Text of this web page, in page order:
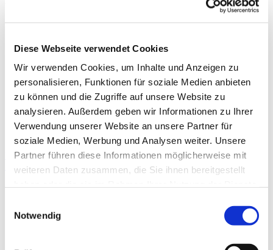
Diese Webseite verwendet Cookies
Wir verwenden Cookies, um Inhalte und Anzeigen zu
personalisieren, Funktionen für soziale Medien anbieten
zu können und die Zugriffe auf unsere Website zu
analysieren. Außerdem geben wir Informationen zu Ihrer
Verwendung unserer Website an unsere Partner für
soziale Medien, Werbung und Analysen weiter. Unsere
Partner führen diese Informationen möglicherweise mit
weiteren Daten zusammen, die Sie ihnen bereitgestellt
Notwendig
Tage der
SOP Operationsverfahren
SOP Perioperative Planung
0
SOP Einwilligungsfähigkeit
0
SOP Umgang mit Gerinnungshemmern
SOP Ortho-geriatrische Versorgung
SOP Physiotherapeutische Maßnahmen
0
SOP Patientenorientiertes
Blutmanagement
0
Umsetzung Fortbildung
nach § 136b Absatz 1 Satz 1 Nummer 1 SGB V
48
Psychotherapeutinnen und Psychotherapeuten sowie
Kinder- und Jugendlichenpsychotherapeutinnen und -